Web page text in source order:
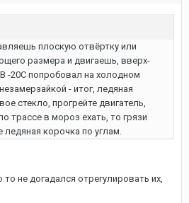
плоскую отвёртку или
размера и двигаешь, вверх-
-20С попробовал на холодном
- итог, ледяная
стекло, прогрейте двигатель,
трассе в мороз ехать, то грязи
корочка по углам.
не догадался отрегулировать их,